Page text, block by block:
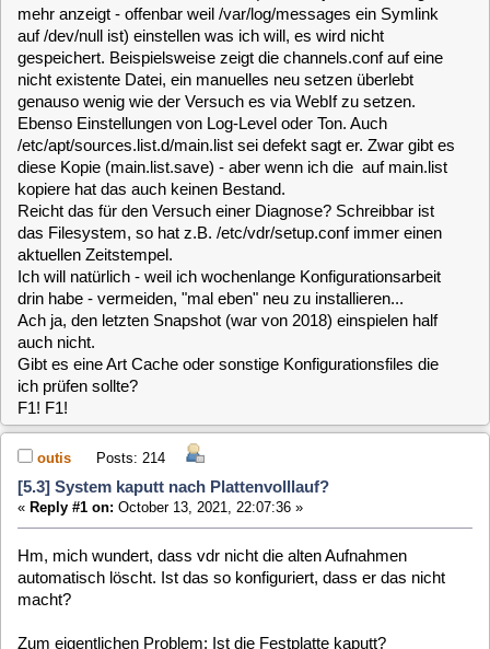
diese Kopie (main.list.save) - aber wenn ich die auf main.list
kopiere hat das auch keinen Bestand.
Reicht das für den Versuch einer Diagnose? Schreibbar ist
das Filesystem, so hat z.B. /etc/vdr/setup.conf immer einen
aktuellen Zeitstempel.
Ich will natürlich - weil ich wochenlange Konfigurationsarbeit
drin habe - vermeiden, "mal eben" neu zu installieren...
Ach ja, den letzten Snapshot (war von 2018) einspielen half
auch nicht.
Gibt es eine Art Cache oder sonstige Konfigurationsfiles die
ich prüfen sollte?
F1! F1!
outis Posts: 214
[5.3] System kaputt nach Plattenvolllauf?
«Reply #1 on: October 13, 2021, 22:07:36 »
Hm, mich wundert, dass vdr nicht die alten Aufnahmen
automatisch löscht. Ist das so konfiguriert, dass er das nicht
macht?
Zum eigentlichen Problem: Ist die Festplatte kaputt?
clausmuus
«Reply #2 on:October 13, 2021, 22:49:41 »
Das Problem dürfte die voll gelaufende root Partition sein.
Solange die voll ist, lässt sich auch kein älterer Snapshot
einspielen. Viel mehr besteht die Gefahr, dass auch dieser
nach dem einspielen beschädigt wird (ich weiß grad nicht
auswendig ob der dabei "kopiert" wird).
Speichermangels beseitigen. Da Du bereits auf einen älteren